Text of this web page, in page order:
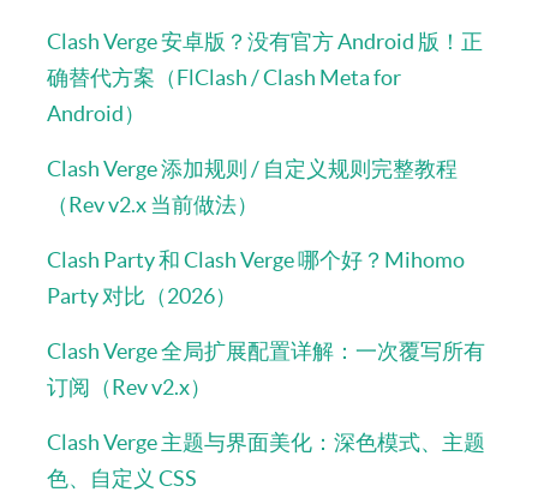
Clash Verge 安卓版？没有官方 Android 版！正
确替代方案（FlClash / Clash Meta for
Android）
Clash Verge 添加规则 / 自定义规则完整教程
（Rev v2.x 当前做法）
Clash Party 和 Clash Verge 哪个好？Mihomo
Party 对比（2026）
Clash Verge 全局扩展配置详解：一次覆写所有
订阅（Rev v2.x）
Clash Verge 主题与界面美化：深色模式、主题
色、自定义 CSS